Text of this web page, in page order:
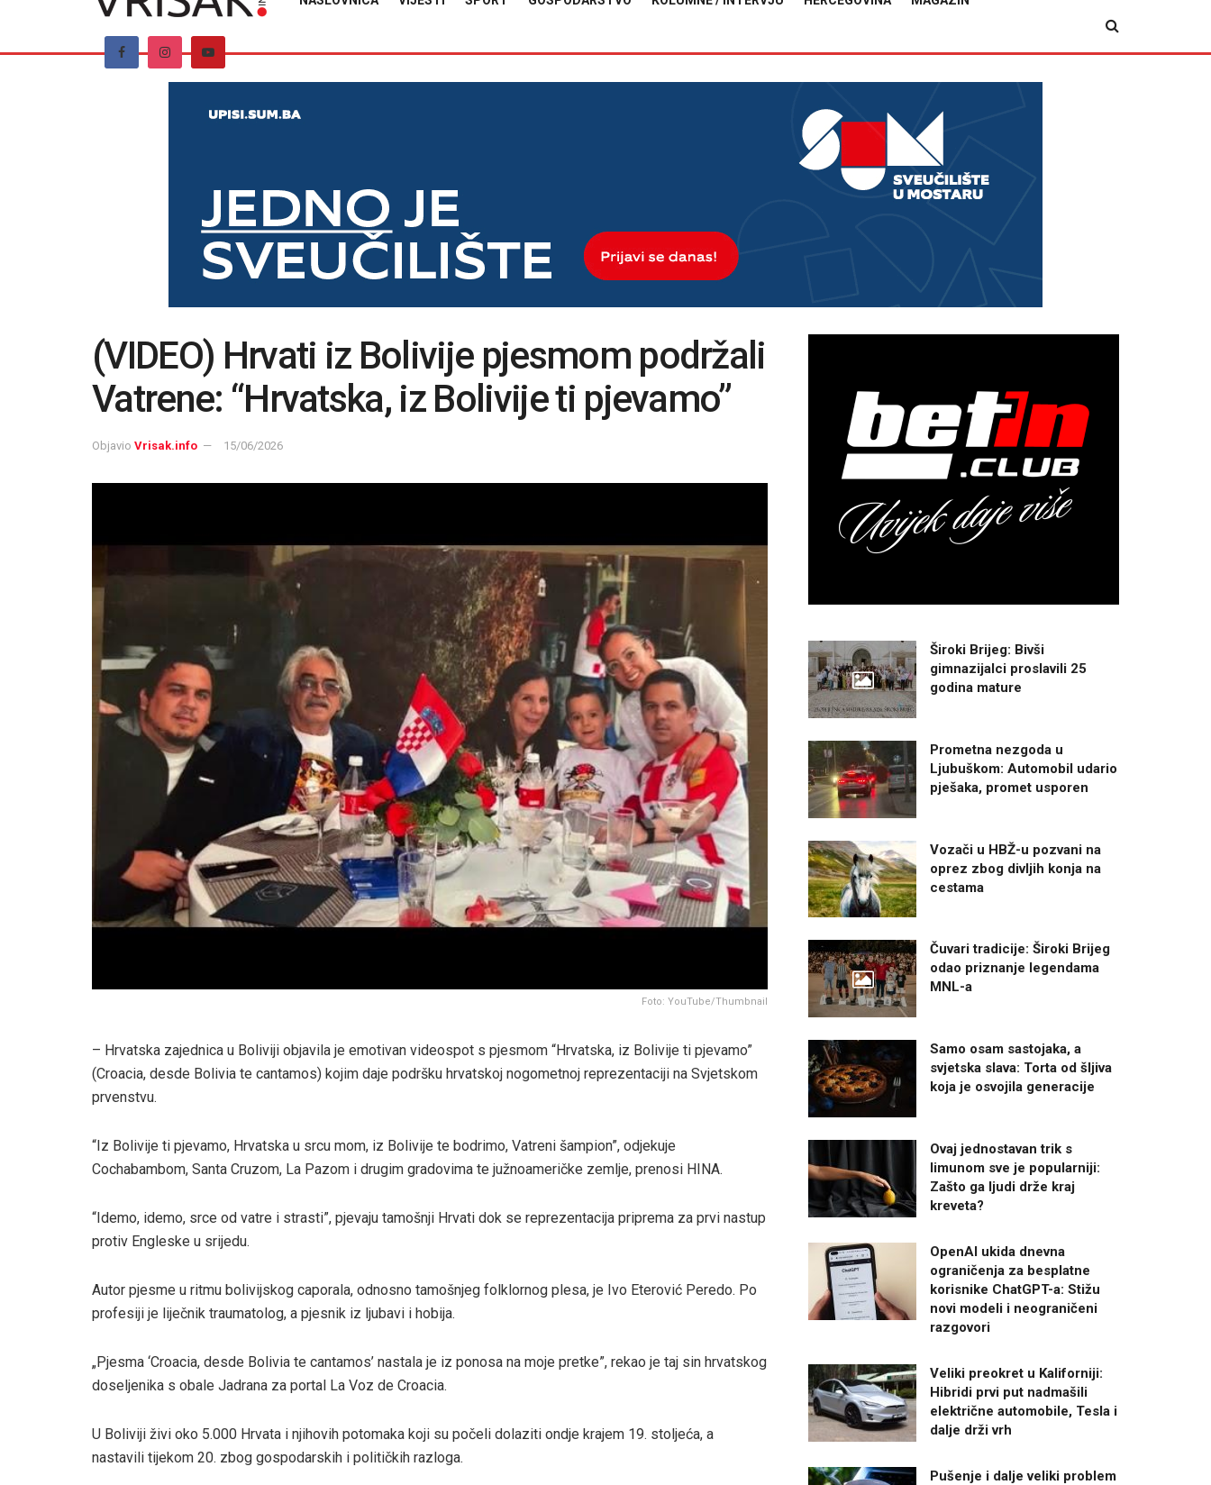
(VIDEO) Hrvati iz Bolivije pjesmom podržali
Vatrene: “Hrvatska, iz Bolivije ti pjevamo”
Objavio Vrisak.info 15/06/2026
Foto: YouTube/Thumbnail
– Hrvatska zajednica u Boliviji objavila je emotivan videospot s pjesmom “Hrvatska, iz Bolivije ti pjevamo”
(Croacia, desde Bolivia te cantamos) kojim daje podršku hrvatskoj nogometnoj reprezentaciji na Svjetskom
prvenstvu.
“Iz Bolivije ti pjevamo, Hrvatska u srcu mom, iz Bolivije te bodrimo, Vatreni šampion”, odjekuje
Cochabambom, Santa Cruzom, La Pazom i drugim gradovima te južnoameričke zemlje, prenosi HINA.
“Idemo, idemo, srce od vatre i strasti”, pjevaju tamošnji Hrvati dok se reprezentacija priprema za prvi nastup
protiv Engleske u srijedu.
Autor pjesme u ritmu bolivijskog caporala, odnosno tamošnjeg folklornog plesa, je Ivo Eterović Peredo. Po
profesiji je liječnik traumatolog, a pjesnik iz ljubavi i hobija.
„Pjesma ‘Croacia, desde Bolivia te cantamos’ nastala je iz ponosa na moje pretke”, rekao je taj sin hrvatskog
doseljenika s obale Jadrana za portal La Voz de Croacia.
U Boliviji živi oko 5.000 Hrvata i njihovih potomaka koji su počeli dolaziti ondje krajem 19. stoljeća, a
nastavili tijekom 20. zbog gospodarskih i političkih razloga.
Široki Brijeg: Bivši
gimnazijalci proslavili 25
godina mature
Prometna nezgoda u
Ljubuškom: Automobil udario
pješaka, promet usporen
Vozači u HBŽ-u pozvani na
oprez zbog divljih konja na
cestama
Čuvari tradicije: Široki Brijeg
odao priznanje legendama
MNL-a
Samo osam sastojaka, a
svjetska slava: Torta od šljiva
koja je osvojila generacije
Ovaj jednostavan trik s
limunom sve je popularniji:
Zašto ga ljudi drže kraj
kreveta?
OpenAI ukida dnevna
ograničenja za besplatne
korisnike ChatGPT-a: Stižu
novi modeli i neograničeni
razgovori
Veliki preokret u Kaliforniji:
Hibridi prvi put nadmašili
električne automobile, Tesla i
dalje drži vrh
Pušenje i dalje veliki problem